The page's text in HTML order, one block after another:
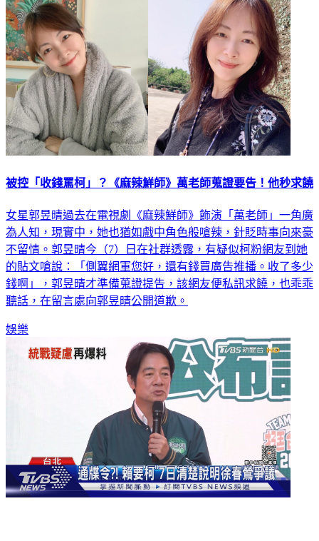
被控「收錢罵柯」？《麻辣鮮師》萬老師蒐證要告！他秒求饒
女星郭昱晴過去在電視劇《麻辣鮮師》飾演「萬老師」一角廣
為人知，現實中，她也猶如戲中角色般嗆辣，針貶時事向來豪
不留情。郭昱晴今（7）日在社群透露，有疑似柯粉網友到她
的貼文嗆說：「側翼網軍您好，還有錢買廣告推播。收了多少
錢啊」，郭昱晴才準備蒐證提告，該網友便私訊求饒，也乖乖
聽話，在留言處向郭昱晴公開道歉。
娛樂